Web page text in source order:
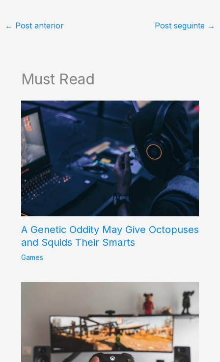
← Post anterior Post seguinte →
Must Read
A Genetic Oddity May Give Octopuses
and Squids Their Smarts
Games